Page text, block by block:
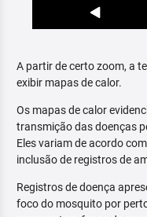
A partir de certo zoom, a
exibir mapas de calor.
Os mapas de calor
transmição das doenças
Eles variam de acordo
inclusão de registros de
Registros de doença
foco do mosquito por